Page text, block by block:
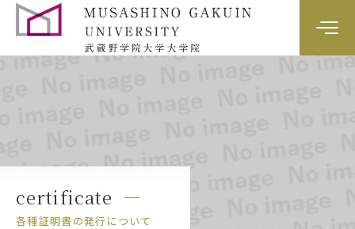
教員紹介
入試情報
certificate
各種証明書の発行について